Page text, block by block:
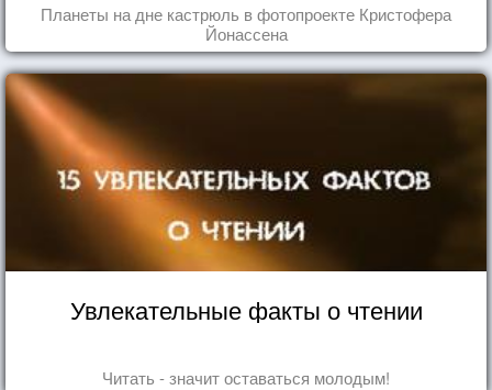
Планеты на дне кастрюль в фотопроекте Кристофера
Йонассена
Увлекательные факты о чтении
Читать - значит оставаться молодым!